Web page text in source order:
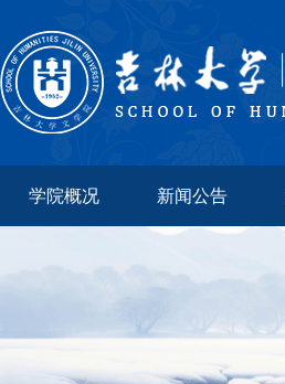
学院概况 新闻公告